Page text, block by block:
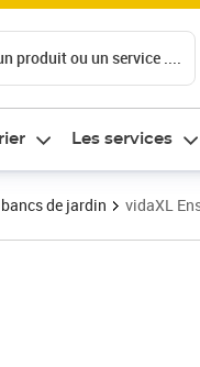
produit ou un service ....
Les services
de jardin vidaXL